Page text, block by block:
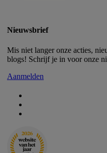
Nieuwsbrief
Mis niet langer onze acties,
blogs! Schrijf je in voor onze
Aanmelden